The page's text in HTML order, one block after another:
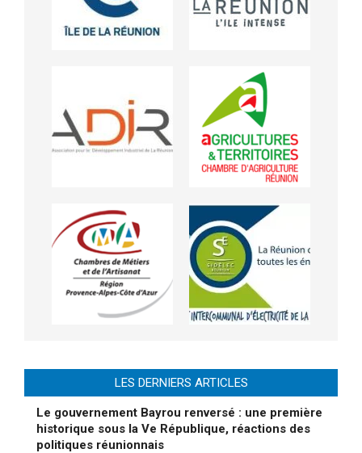
LES DERNIERS ARTICLES
Le gouvernement Bayrou renversé : une première
historique sous la Ve République, réactions des
politiques réunionnais